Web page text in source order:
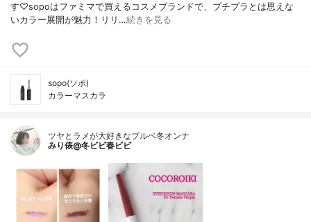
す♡sopoはファミマで買えるコスメブランドで、プチプラとは思えな
いカラー展開が魅力！リリ…続きを見る
sopo(ソポ)
カラーマスカラ
ツヤとラメが大好きなブルベ冬オンナ
みり俵@冬ビビ春ビビ